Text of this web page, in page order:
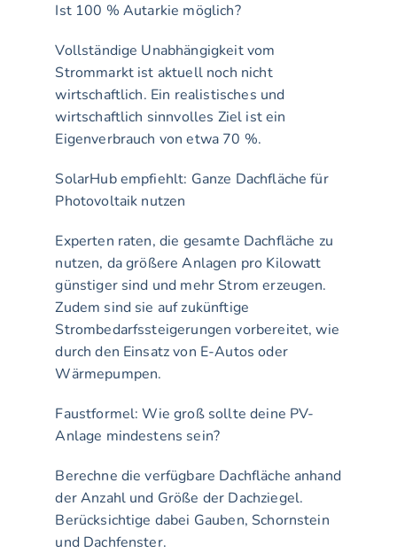
Ist 100 % Autarkie möglich?
Vollständige Unabhängigkeit vom
Strommarkt ist aktuell noch nicht
wirtschaftlich. Ein realistisches und
wirtschaftlich sinnvolles Ziel ist ein
Eigenverbrauch von etwa 70 %.
SolarHub empfiehlt: Ganze Dachfläche für
Photovoltaik nutzen
Experten raten, die gesamte Dachfläche zu
nutzen, da größere Anlagen pro Kilowatt
günstiger sind und mehr Strom erzeugen.
Zudem sind sie auf zukünftige
Strombedarfssteigerungen vorbereitet, wie
durch den Einsatz von E-Autos oder
Wärmepumpen.
Faustformel: Wie groß sollte deine PV-
Anlage mindestens sein?
Berechne die verfügbare Dachfläche anhand
der Anzahl und Größe der Dachziegel.
Berücksichtige dabei Gauben, Schornstein
und Dachfenster.